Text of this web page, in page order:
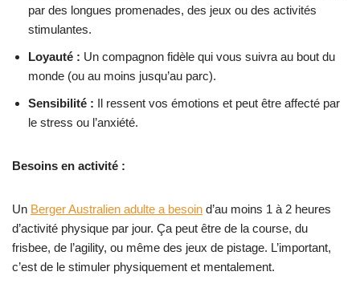
par des longues promenades, des jeux ou des activités
stimulantes.
Loyauté : Un compagnon fidèle qui vous suivra au bout du
monde (ou au moins jusqu’au parc).
Sensibilité : Il ressent vos émotions et peut être affecté par
le stress ou l’anxiété.
Besoins en activité :
Un Berger Australien adulte a besoin d’au moins 1 à 2 heures
d’activité physique par jour. Ça peut être de la course, du
frisbee, de l’agility, ou même des jeux de pistage. L’important,
c’est de le stimuler physiquement et mentalement.